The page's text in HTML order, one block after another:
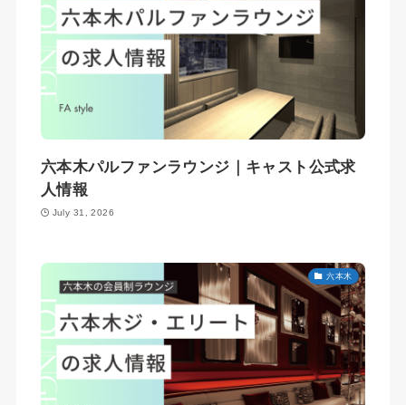
六本木パルファンラウンジ｜キャスト公式求
人情報
July 31, 2026
六本木